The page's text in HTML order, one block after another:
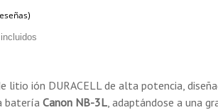
litio ión DURACELL de alta potencia,
batería Canon NB-3L, adaptándose a una